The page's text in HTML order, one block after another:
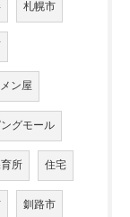
札幌市
ン屋
グモール
所 住宅
釧路市